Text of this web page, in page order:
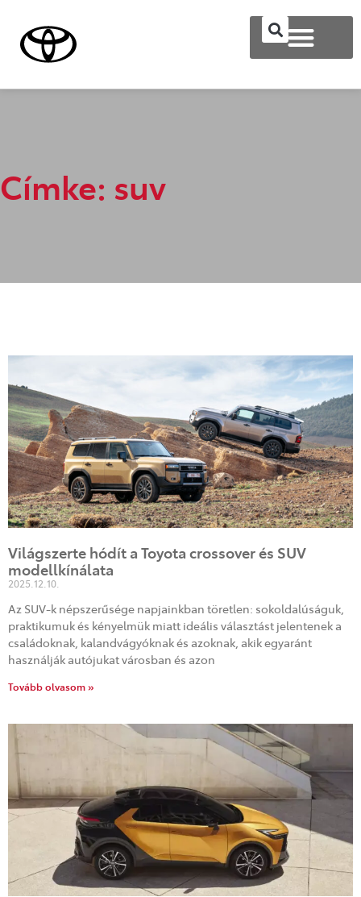
Címke: suv
Világszerte hódít a Toyota crossover és SUV
modellkínálata
2025.12.10.
Az SUV-k népszerűsége napjainkban töretlen: sokoldalúságuk,
praktikumuk és kényelmük miatt ideális választást jelentenek a
családoknak, kalandvágyóknak és azoknak, akik egyaránt
használják autójukat városban és azon
Tovább olvasom »